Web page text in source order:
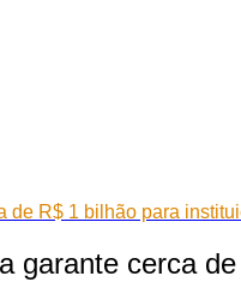
de R$ 1 bilhão para
garante cerca